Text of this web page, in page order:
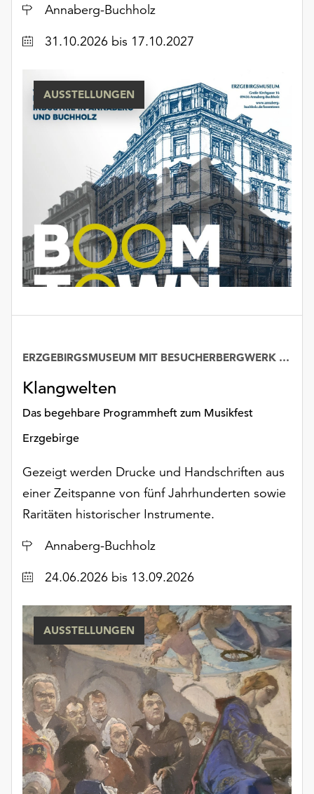
Funktionale
Cookies
werden
ohne
Einverständnis
verwendeten
Cookies
anpassen,
erreichen
Sie
Einstellungen
die
„Auswählen“.
Weitere
finden
unserer
Datenschutzerklärung
dem
Impressum
Ort
Annaberg-Buchholz
Datum31.10.2026 bis 17.10.2027
AUSSTELLUNGEN
Klangwelten
Das begehbare Programmheft zum Musikfest
Erzgebirge
ERZGEBIRGSMUSEUM MIT BESUCHERBERGWERK „IM GÖSSNER“
Gezeigt werden Drucke und Handschriften aus
einer Zeitspanne von fünf Jahrhunderten sowie
Raritäten historischer Instrumente.
Ort
Annaberg-Buchholz
Datum24.06.2026 bis 13.09.2026
AUSSTELLUNGEN